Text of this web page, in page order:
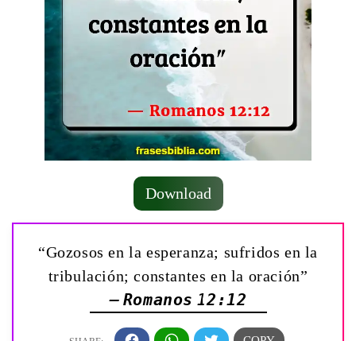
Download
“Gozosos en la esperanza; sufridos en la
tribulación; constantes en la oración”
— Romanos 12:12